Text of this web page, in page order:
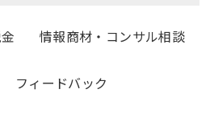
情報商材・コンサル相談
フィードバック